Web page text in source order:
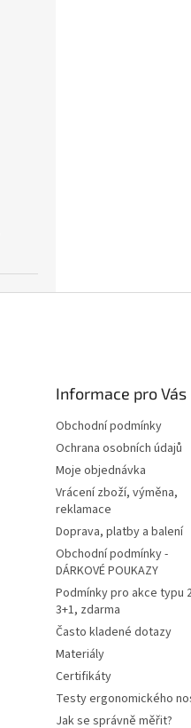
Informace pro Vás
Obchodní podmínky
Ochrana osobních údajů
Moje objednávka
Vrácení zboží, výměna,
reklamace
Doprava, platby a balení
Obchodní podmínky -
DÁRKOVÉ POUKAZY
Podmínky pro akce typu
3+1, zdarma
Často kladené dotazy
Materiály
Certifikáty
Testy ergonomického
Jak se správně měřit?